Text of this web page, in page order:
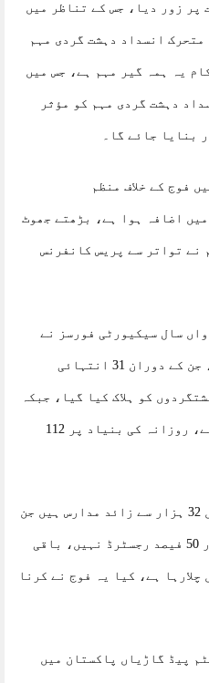
پر زور دیا، جس کے تناظر میں
انسداد دہشت گردی مہم
یہ ہمہ گیر مہم ہے، جس میں
دہشت گردی مہم کو مؤثر
بنایا جائے گا۔
فوج کے خلاف منظم
اضافہ ہوا ہے، بڑھتے جھوٹ
نے تواتر سے پریس کانفرنس
سال سیکیورٹی فورسز نے
22409 انٹیلی جنس آپریشن کیے، جن کے دوران 31 انتہائی
دہشت گردوں سمیت 398 دہشتگردوں کو ہلاک کیا گیا، جبکہ
137 افسر اور جوانوں شہید ہوئے، روزانہ کی بنیاد پر 112
ان کا کہنا تھا کہ ملک بھر میں 32 ہزار سے زائد مدارس ہیں جن
میں سے 16 ہزار رجسٹرڈ ہیں اور 50 فیصد رجسٹرڈ نہیں، باقی
ہے، کیا یہ فوج نے کرنا
پیڈ گاڑیاں پاکستان میں